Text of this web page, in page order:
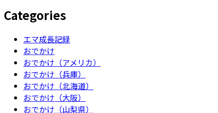
Categories
エマ成長記録
おでかけ
おでかけ（アメリカ）
おでかけ（兵庫）
おでかけ（北海道）
おでかけ（大阪）
おでかけ（山梨県）